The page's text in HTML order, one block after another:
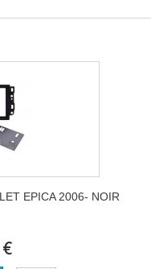
EPICA 2006- NOIR